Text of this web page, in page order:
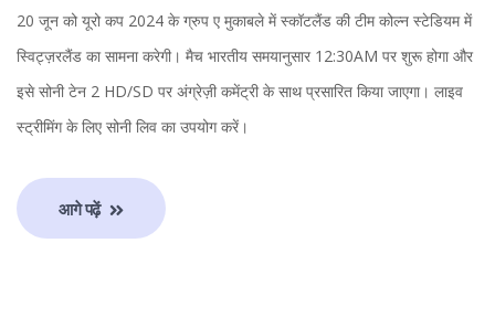
20 जून को यूरो कप 2024 के ग्रुप ए मुकाबले में स्कॉटलैंड की टीम कोल्न स्टेडियम में
स्विट्ज़रलैंड का सामना करेगी। मैच भारतीय समयानुसार 12:30AM पर शुरू होगा और
इसे सोनी टेन 2 HD/SD पर अंग्रेज़ी कमेंट्री के साथ प्रसारित किया जाएगा। लाइव
स्ट्रीमिंग के लिए सोनी लिव का उपयोग करें।
आगे पढ़ें